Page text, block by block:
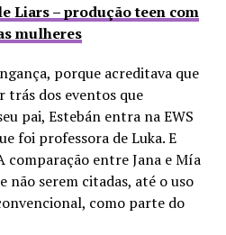
Liars – produção teen com
mulheres
porque acreditava que
trás dos eventos que
pai, Estebán entra na EWS
foi professora de Luka. E
entre Jana e Mía
não serem citadas, até o uso
como parte do